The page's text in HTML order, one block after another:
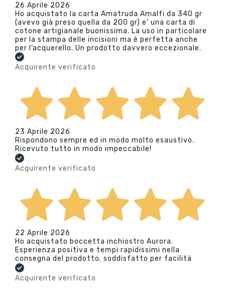
26 Aprile 2026
Ho acquistato la carta Amatruda Amalfi da 340 gr
(avevo già preso quella da 200 gr) e’ una carta di
cotone artigianale buonissima. La uso in particolare
per la stampa delle incisioni ma è perfetta anche
per l’acquerello. Un prodotto davvero eccezionale.
Acquirente verificato
23 Aprile 2026
Rispondono sempre ed in modo molto esaustivo.
Ricevuto tutto in modo impeccabile!
Acquirente verificato
22 Aprile 2026
Ho acquistato boccetta inchiostro Aurora.
Esperienza positiva e tempi rapidissimi nella
consegna del prodotto. soddisfatto per facilità
Acquirente verificato